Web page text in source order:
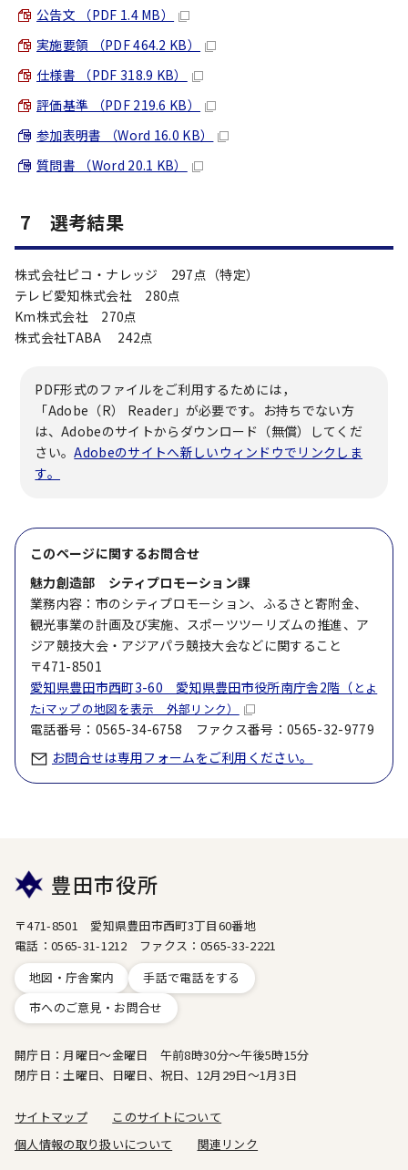
公告文 （PDF 1.4 MB）
実施要領 （PDF 464.2 KB）
仕様書 （PDF 318.9 KB）
評価基準 （PDF 219.6 KB）
参加表明書 （Word 16.0 KB）
質問書 （Word 20.1 KB）
7 選考結果
株式会社ピコ・ナレッジ 297点（特定）
テレビ愛知株式会社 280点
Km株式会社 270点
株式会社TABA 242点
PDF形式のファイルをご利用するためには，
「Adobe（R） Reader」が必要です。お持ちでない方
は、Adobeのサイトからダウンロード（無償）してくだ
さい。Adobeのサイトへ新しいウィンドウでリンクしま
す。
このページに関するお問合せ
魅力創造部 シティプロモーション課
業務内容：市のシティプロモーション、ふるさと寄附金、
観光事業の計画及び実施、スポーツツーリズムの推進、ア
ジア競技大会・アジアパラ競技大会などに関すること
〒471-8501
愛知県豊田市西町3-60 愛知県豊田市役所南庁舎2階（ とよ
たiマップの地図を表示 外部リンク）
電話番号：0565-34-6758 ファクス番号：0565-32-9779
お問合せは専用フォームをご利用ください。
豊田市役所
〒471-8501 愛知県豊田市西町3丁目60番地
電話：0565-31-1212 ファクス：0565-33-2221
地図・庁舎案内
手話で電話をする
市へのご意見・お問合せ
開庁日：月曜日～金曜日 午前8時30分～午後5時15分
閉庁日：土曜日、日曜日、祝日、12月29日～1月3日
サイトマップ
このサイトについて
個人情報の取り扱いについて
関連リンク